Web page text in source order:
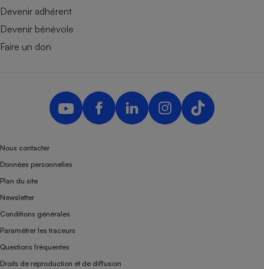
Devenir adhérent
Devenir bénévole
Faire un don
Nous contacter
Données personnelles
Plan du site
Newsletter
Conditions générales
Paramétrer les traceurs
Questions fréquentes
Droits de reproduction et de diffusion